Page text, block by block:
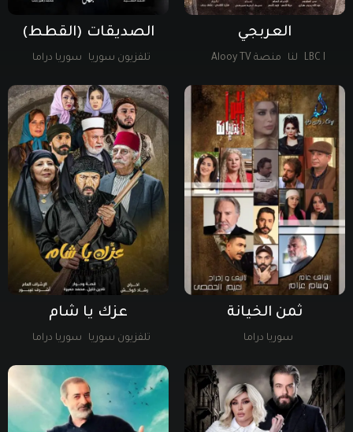
العربجي
LBC I لنا
منصة Alooy TV
MBC شاهد
الصديقات (القطط)
تلفزيون سوريا سوريا دراما
ثمن الخيانة
سوريا دراما
عزك يا شام
تلفزيون سوريا سوريا دراما